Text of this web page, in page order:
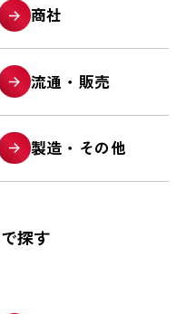
商社
流通・販売
製造・その他
探す